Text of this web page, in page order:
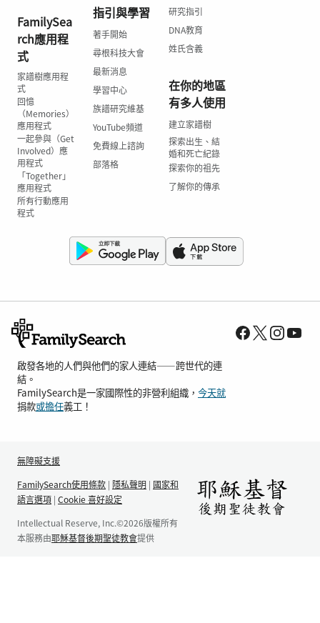
FamilySea
rch應用程
式
家譜樹應用程
式
回憶
（Memories）
應用程式
一起參與（Get
Involved）應
用程式
「Together」
應用程式
所有行動應用
程式
指引與學習
著手開始
尋根科技大會
最新消息
學習中心
族譜研究維基
YouTube頻道
免費線上諮詢
部落格
研究指引
DNA教育
姓氏含義
在你的地區
有多人使用
建立家譜樹
探索出生、結
婚和死亡紀錄
探索你的祖先
了解你的傳承
啟發各地的人們與他們的家人連結——跨世代的連
結。
FamilySearch是一家國際性的非營利組織， 今天就
捐款或擔任義工！
無障礙支援
FamilySearch使用條款 | 隱私聲明 | 國家和
語言選項 | Cookie 喜好設定
Intellectual Reserve, Inc.©2026版權所有
本服務由耶穌基督後期聖徒教會提供